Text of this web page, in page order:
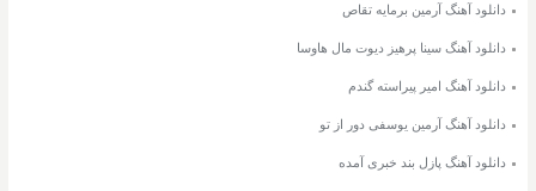
دانلود آهنگ آرمین برمایه تقاص
دانلود آهنگ سینا پرهیز دیوت مال هاوسا
دانلود آهنگ امیر پیراسته گندم
دانلود آهنگ آرمین یوسفی دور از تو
دانلود آهنگ پازل بند خبری آمده